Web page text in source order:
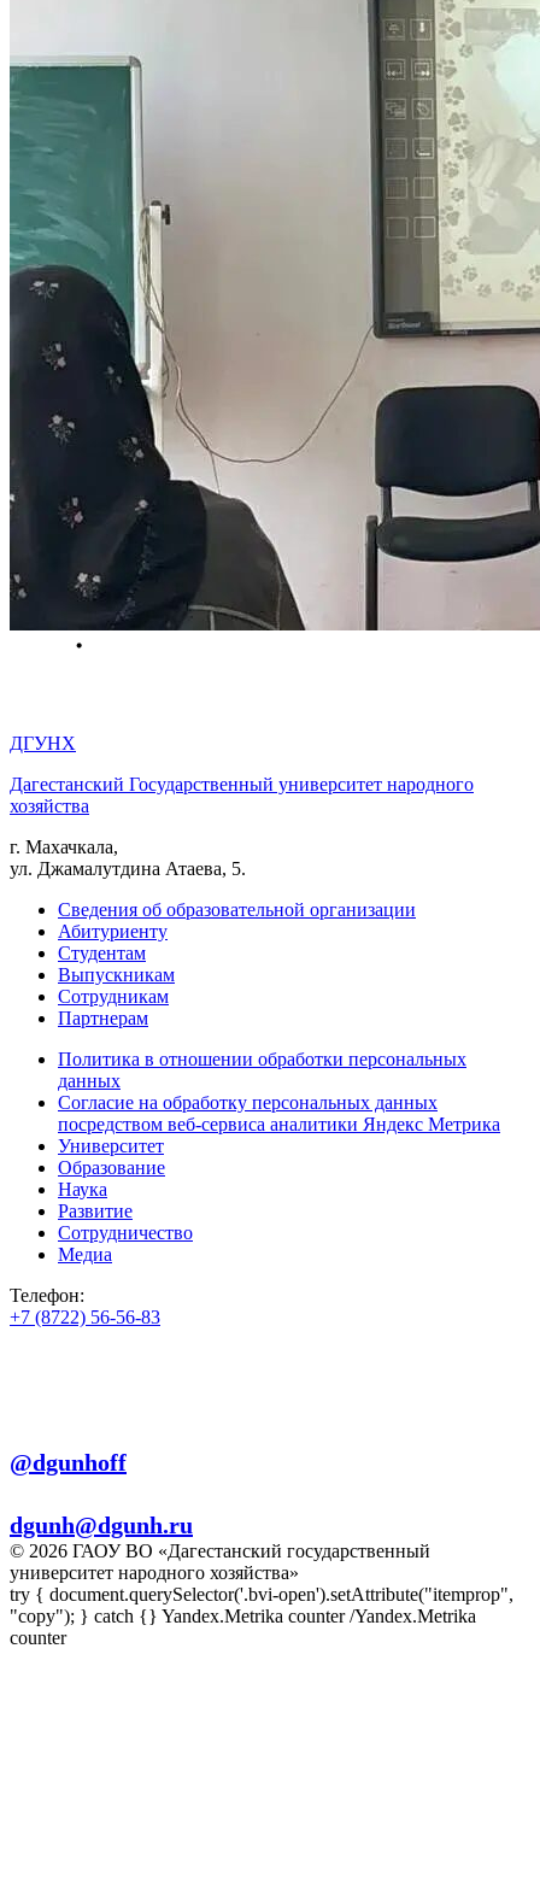
ДГУНХ
Дагестанский Государственный университет народного
хозяйства
г. Махачкала,
ул. Джамалутдина Атаева, 5.
Сведения об образовательной организации
Абитуриенту
Студентам
Выпускникам
Сотрудникам
Партнерам
Политика в отношении обработки персональных
данных
Согласие на обработку персональных данных
посредством веб-сервиса аналитики Яндекс Метрика
Университет
Образование
Наука
Развитие
Сотрудничество
Медиа
Телефон:
+7 (8722) 56-56-83
@dgunhoff
dgunh@dgunh.ru
© 2026 ГАОУ ВО «Дагестанский государственный
университет народного хозяйства»
try { document.querySelector('.bvi-open').setAttribute("itemprop",
"copy"); } catch {} Yandex.Metrika counter/Yandex.Metrika
counter